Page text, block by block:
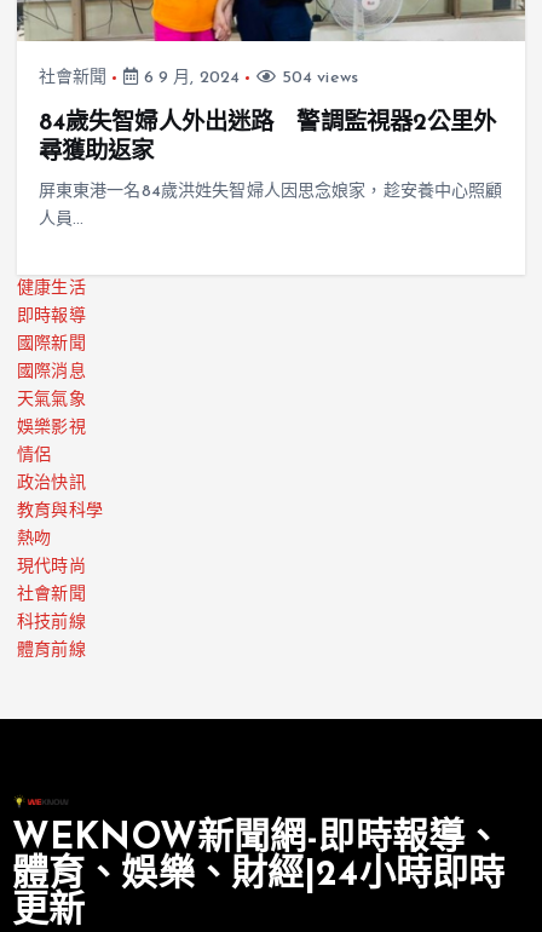
社會新聞 6 9 月, 2024 504 views
84歲失智婦人外出迷路 警調監視器2公里外
尋獲助返家
屏東東港一名84歲洪姓失智婦人因思念娘家，趁安養中心照顧
人員…
健康生活
即時報導
國際新聞
國際消息
天氣氣象
娛樂影視
情侶
政治快訊
教育與科學
熱吻
現代時尚
社會新聞
科技前線
體育前線
WEKNOW新聞網-即時報導、
體育、娛樂、財經|24小時即時
更新